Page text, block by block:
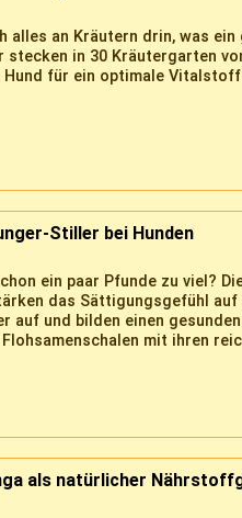
alles an Kräutern drin, was ein
in 30 Kräutergarten
für ein optimale
Stiller bei Hunden
ein paar Pfunde zu viel?
das Sättigungsgefühl
auf und bilden einen
mit ihren
als natürlicher